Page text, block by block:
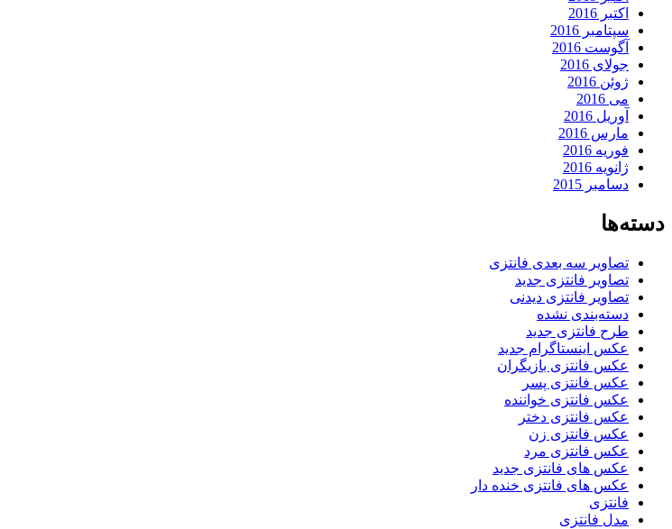
اکتبر 2016
سپتامبر 2016
آگوست 2016
جولای 2016
ژوئن 2016
می 2016
آوریل 2016
مارس 2016
فوریه 2016
ژانویه 2016
دسامبر 2015
دسته‌ها
تصاویر سه بعدی فانتزی
تصاویر فانتزی جدید
تصاویر فانتزی دیدنی
دسته‌بندی نشده
طرح فانتزی جدید
عکس اینستاگرام جدید
عکس فانتزی بازیگران
عکس فانتزی پسر
عکس فانتزی خواننده
عکس فانتزی دختر
عکس فانتزی زن
عکس فانتزی مرد
عکس های فانتزی جدید
عکس های فانتزی خنده دار
فانتزی
مدل فانتزی